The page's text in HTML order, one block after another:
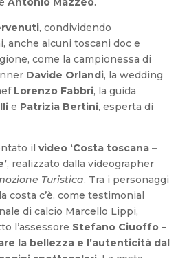
, condividendo
anche alcuni toscani doc e
come la campionessa di
Davide Orlandi, la wedding
Lorenzo Fabbri, la guida
e Patrizia Bertini, esperta di
ilvideo ‘Costa toscana –
, realizzato dalla videographer
Turistica. Tra i personaggi
costa c’è, come testimonial
di calcio Marcello Lippi,
l’assessore Stefano Ciuoffo –
la bellezza e l’autenticità dal